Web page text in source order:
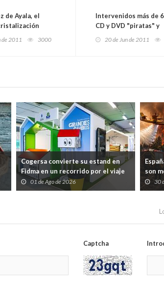
de Ayala, el
de 2011 3000
Intervenidos más de
CD y DVD "piratas" y
centenares de prendas
20 de Jun de 2011
Cogersa convierte su estand en
Fidma en un recorrido por el viaje
de los residuos desde casa hasta
su reciclaje
01 de Ago de 2026
son
antes
30
Captcha